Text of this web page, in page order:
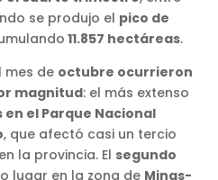
se produjo el pico de
11.857 hectáreas.
mes de octubre ocurrieron
magnitud: el más extenso
el Parque Nacional
, que afectó casi un tercio
la provincia. El segundo
lugar en la zona de Minas-